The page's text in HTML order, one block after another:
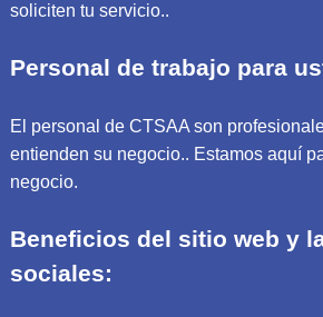
soliciten tu servicio..
Personal de trabajo para
El personal de CTSAA son
entienden su negocio.. Estamos aquí
negocio.
Beneficios del sitio web y
sociales: